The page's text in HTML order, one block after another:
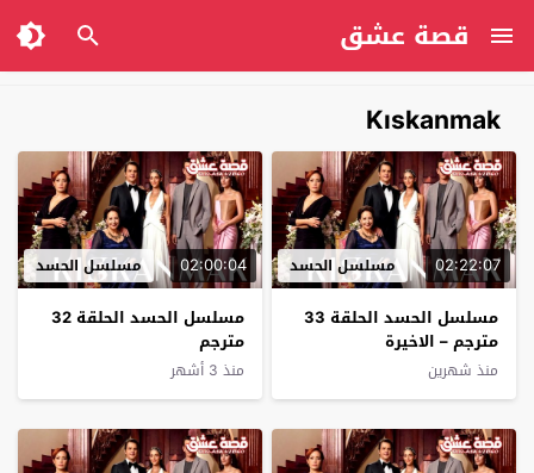
قصة عشق
Kıskanmak
02:22:07 مسلسل الحسد
مسلسل الحسد الحلقة 33
مترجم – الاخيرة
منذ شهرين
02:00:04 مسلسل الحسد
مسلسل الحسد الحلقة 32
مترجم
منذ 3 أشهر